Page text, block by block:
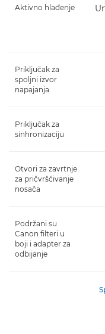
Aktivno hlađenje
Priključak za
spoljni izvor
napajanja
Priključak za
sinhronizaciju
Otvori za zavrtnje
za pričvršćivanje
nosača
Podržani su
Canon filteri u
boji i adapter za
odbijanje